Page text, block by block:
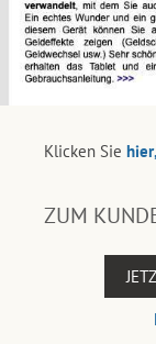
Klicken Sie
ZUM